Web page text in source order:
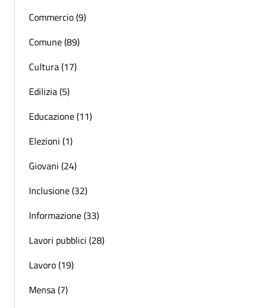
Commercio (9)
Comune (89)
Cultura (17)
Edilizia (5)
Educazione (11)
Elezioni (1)
Giovani (24)
Inclusione (32)
Informazione (33)
Lavori pubblici (28)
Lavoro (19)
Mensa (7)